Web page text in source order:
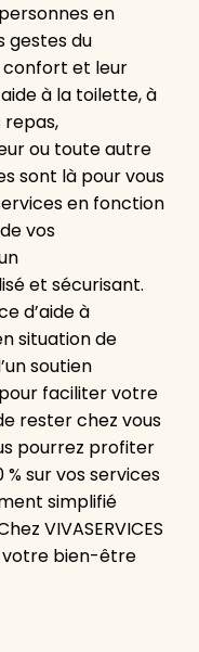
en
gestes du
confort et leur
à la toilette, à
repas,
ou toute autre
sont là pour vous
en fonction
vos
et sécurisant.
d’aide à
situation de
soutien
faciliter votre
rester chez vous
pourrez profiter
sur vos services
simplifié
VIVASERVICES
votre bien-être